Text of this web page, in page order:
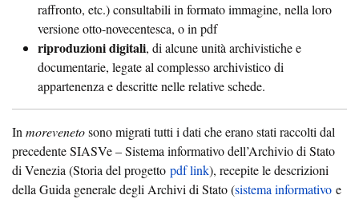
raffronto, etc.) consultabili in formato immagine, nella loro
versione otto-novecentesca, o in pdf
riproduzioni digitali, di alcune unità archivistiche e
documentarie, legate al complesso archivistico di
appartenenza e descritte nelle relative schede.
In morevenetosono migrati tutti i dati che erano stati raccolti dal
precedente SIASVe – Sistema informativo dell’Archivio di Stato
di Venezia (Storia del progetto pdf link), recepite le descrizioni
della Guida generale degli Archivi di Stato (sistema informativo e